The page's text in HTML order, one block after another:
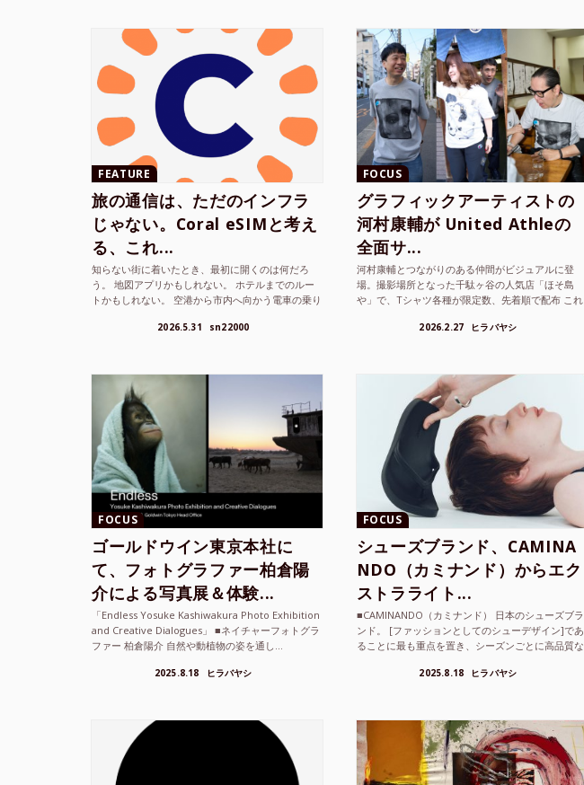
FEATURE
旅の通信は、ただのインフラ
じゃない。Coral eSIMと考え
る、これ...
知らない街に着いたとき、最初に開くのは何だろ
う。 地図アプリかもしれない。 ホテルまでのルー
トかもしれない。 空港から市内へ向かう電車の乗り
て、その街の空...2026.5.31 sn22000
FOCUS
グラフィックアーティストの
河村康輔が United Athleの
全面サ...
河村康輔とつながりのある仲間がビジュアルに登
場。撮影場所となった千駄ヶ谷の人気店「ほそ島
や」で、Tシャツ各種が限定数、先着順で配布 これ
2026.2.27 ヒラバヤシ
FOCUS
ゴールドウイン東京本社に
て、フォトグラファー柏倉陽
介による写真展＆体験...
「Endless Yosuke Kashiwakura Photo Exhibition
and Creative Dialogues」 ■ネイチャーフォトグラ
ファー 柏倉陽介 自然や動植物の姿を通し...
2025.8.18 ヒラバヤシ
FOCUS
シューズブランド、CAMINA
NDO（カミナンド）からエク
ストラライト...
■CAMINANDO（カミナンド） 日本のシューズブラ
ンド。 [ファッションとしてのシューデザイン]であ
ることに最も重点を置き、シーズンごとに高品質な
2025.8.18 ヒラバヤシ